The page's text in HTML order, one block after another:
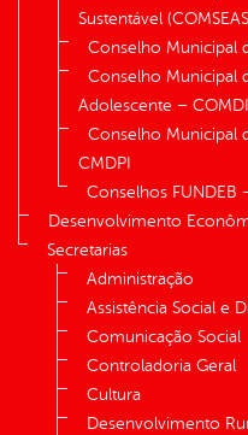
Sustentável
Conselho Municipal
Conselho Municipal
Adolescente –
Conselho Municipal
CMDPI
Conselhos FUNDEB
Desenvolvimento
Secretarias
Administração
Assistência Social e
Comunicação Social
Controladoria Geral
Cultura
Desenvolvimento